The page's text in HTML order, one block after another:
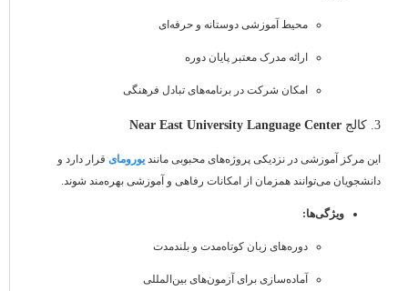
محیط آموزشی دوستانه و حرفه‌ای
ارائه مدرک معتبر پایان دوره
امکان شرکت در برنامه‌های تبادل فرهنگی
3. کالج Near East University Language Center
این مرکز آموزشی در نزدیکی پروژه‌های محبوبی مانند یورومای قرار دارد و
دانشجویان می‌توانند همزمان از امکانات رفاهی و آموزشی بهره‌مند شوند.
ویژگی‌ها:
دوره‌های زبان کوتاه‌مدت و بلندمدت
آماده‌سازی برای آزمون‌های بین‌المللی